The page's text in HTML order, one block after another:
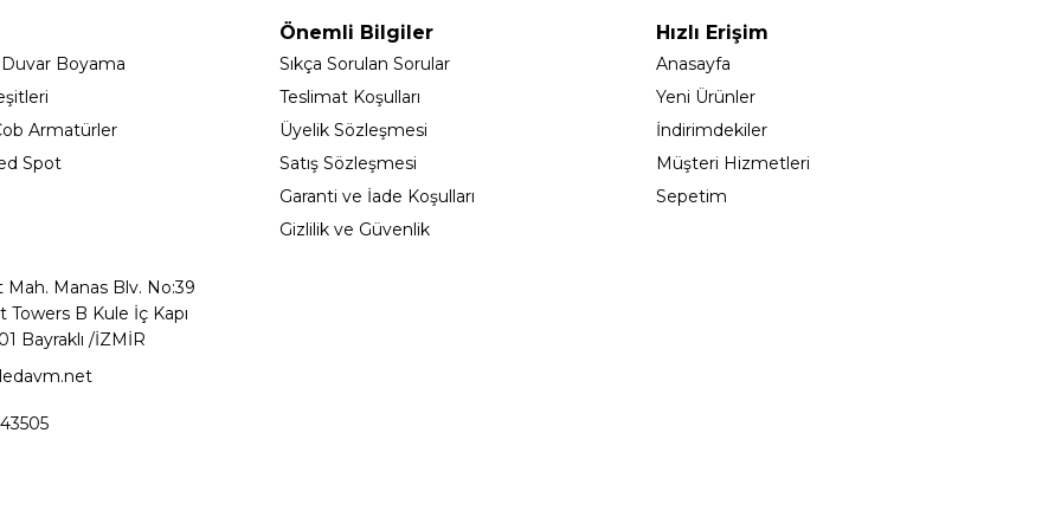
Boyama
Armatürler
Spot
Önemli Bilgiler
Sıkça Sorulan Sorular
Teslimat Koşulları
Üyelik Sözleşmesi
Satış Sözleşmesi
Garanti ve İade Koşulları
Gizlilik ve Güvenlik
Hızlı Erişim
Anasayfa
Yeni Ürünler
İndirimdekiler
Müşteri Hizmetleri
Sepetim
Mah. Manas Blv. No:39
Towers B Kule İç Kapı
Bayraklı /İZMİR